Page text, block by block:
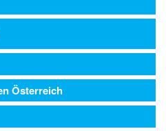
Österreich